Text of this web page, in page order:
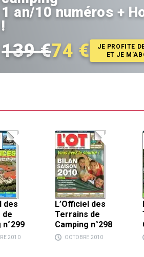
1 an/10 numéros +
!
139 €74 €
JE PROFITE
ET JE
des
de
n°299
2010
L’Officiel des
Terrains de
Camping n°298
OCTOBRE 2010